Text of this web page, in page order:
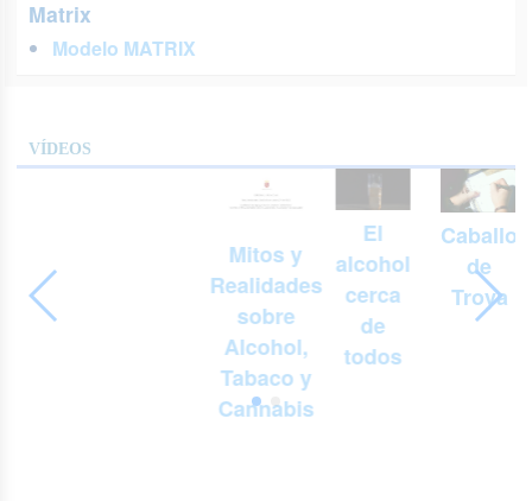
Matrix
Modelo MATRIX
VÍDEOS
Mitos y
Realidades
sobre
Alcohol,
Tabaco y
Cannabis
El
alcohol
cerca
de
todos
Caballo
de
Troya